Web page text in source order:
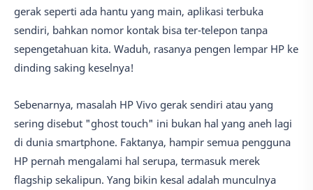
gerak seperti ada hantu yang main, aplikasi terbuka
sendiri, bahkan nomor kontak bisa ter-telepon tanpa
sepengetahuan kita. Waduh, rasanya pengen lempar HP ke
dinding saking keselnya!
Sebenarnya, masalah HP Vivo gerak sendiri atau yang
sering disebut "ghost touch" ini bukan hal yang aneh lagi
di dunia smartphone. Faktanya, hampir semua pengguna
HP pernah mengalami hal serupa, termasuk merek
flagship sekalipun. Yang bikin kesal adalah munculnya